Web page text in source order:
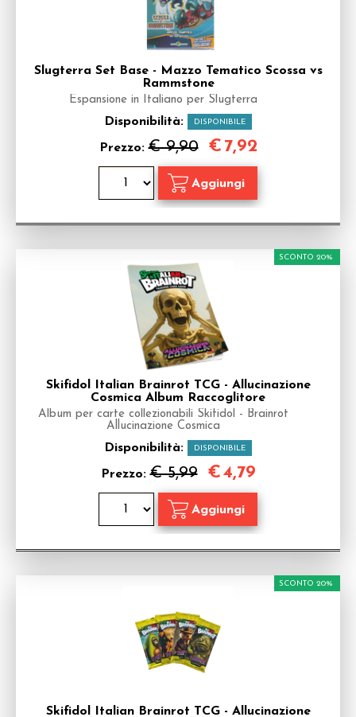
Slugterra Set Base - Mazzo Tematico Scossa vs
Rammstone
Espansione in Italiano per Slugterra
Disponibilità: DISPONIBILE
Prezzo:€ 9,90 € 7,92
Skifidol Italian Brainrot TCG - Allucinazione
Cosmica Album Raccoglitore
Album per carte collezionabili Skifidol - Brainrot
Allucinazione Cosmica
Disponibilità: DISPONIBILE
Prezzo:€ 5,99
SCONTO 20%
€4,79
Skifidol Italian Brainrot TCG - Allucinazione
SCONTO 20%